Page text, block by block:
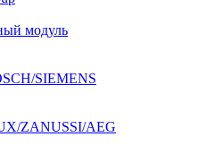
модуль
SIEMENS
ZANUSSI/AEG